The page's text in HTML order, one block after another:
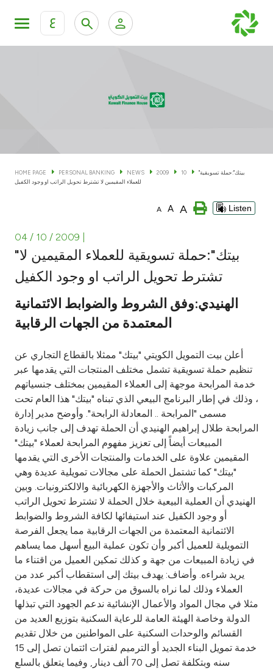
ع
KFH Online Corporate Banking Services
Cards
Banking Tiers
Investment
Tools & Services
After Sales Services
Contact us
Branch & ATM locator
Germany
Malaysia
Turkey
Egypt
UK
Kingdom of Bahrain
HOME PAGE PERSONAL BANKING NEWS 2009 10
"بيتك":حملة تسويقية
للعملاء المقيمين لا تشترط تحويل الراتب او وجود الكفيل
A A A Listen
04 / 10 / 2009
"بيتك":حملة تسويقية للعملاء المقيمين لا
تشترط تحويل الراتب او وجود الكفيل
الهنيدي:وفق الشروط والضوابط الائتمانية
المعتمدة من الجهات الرقابية
أعلن بيت التمويل الكويتي "بيتك" ممثلا بالقطاع التجاري عن
تنظيم حملة تسويقية تشمل مختلف المنتجات التي يقدمها عبر
خدمة المرابحة موجهة إلى العملاء المقيمين بمختلف جنسياتهم
، وذلك في إطار البرنامج البيعي الذي تبناه "بيتك" هذا العام تحت
مسمى "المرابحة .. المعادلة الرابحة". وأوضح مدير إدارة
المرابحة طلال إبراهيم الهنيدي أن الحملة تهدف إلى جانب زيادة
المبيعات أيضاً إلى تعزيز مفهوم المرابحة لعملاء "بيتك"
المقيمين علاوة على الخدمات والمنتجات الأخرى التي يقدمها
"بيتك" كما تشتمل الحملة على مجالات تمويلية عديدة وهي
المركبات والأثاث والأجهزة الكهربائية والالكترونيات. وبين
الهنيدي أن العملية البيعية خلال الحملة لا تشترط تحويل الراتب
أو وجود الكفيل عند استيفائها لكافة الشروط والضوابط
الائتمانية المعتمدة من الجهات الرقابية مما يجعل الفرصة
التمويلية للعميل أكبر وأن تكون عملية البيع أسهل مما يساهم
في زيادة المبيعات من جهة و كذلك تمكين العميل من اقتناء ما
يريد شراءه. وأضاف: يهدف بيتك إلى استقطاب أكبر عدد من
العملاء وذلك لما نراه بالسوق من حركة في مجالات عديدة،
مثلا في مجال المواد والأعمال الإنشائية ندعم الجهود التي تبذلها
الدولة وخاصة الهيئة العامة للرعاية السكنية بتوزيع العديد من
القسائم والوحدات السكنية على المواطنين من خلال تقديم
خدمة تمويل البناء الجديد أو الترميم لفترات ائتمان تصل إلى 15
سنه وبتكلفة تصل إلى 70 ألف دينار, وفيما يتعلق بالسلع